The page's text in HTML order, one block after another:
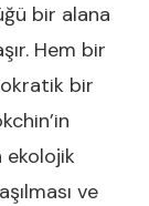
bir alana
Hem bir
bir
ekolojik
ve